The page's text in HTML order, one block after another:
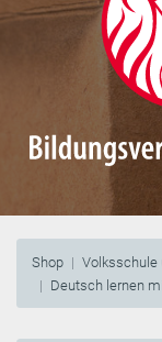
Shop Volksschule
Deutsch lernen